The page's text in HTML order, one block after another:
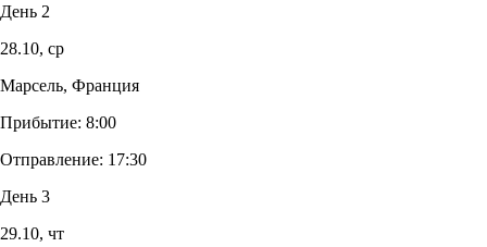
День 2
28.10, ср
Марсель, Франция
Прибытие: 8:00
Отправление: 17:30
День 3
29.10, чт